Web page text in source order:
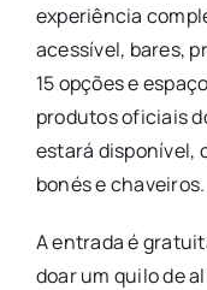
experiência
acessível, bares,
15 opções e
produtos oficiais
estará disponível,
bonés e chaveiros.
A entrada é
doar um quilo de